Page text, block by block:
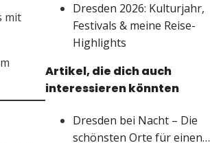
mit
Dresden 2026: Kulturjahr,
Festivals & meine Reise-
Highlights
Artikel, die dich auch
interessieren könnten
Dresden bei Nacht – Die
schönsten Orte für einen…